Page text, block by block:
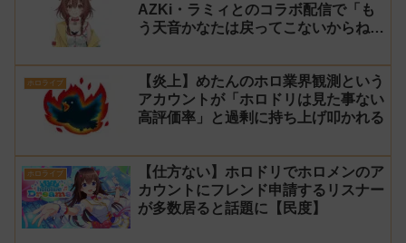
AZKi・ラミィとのコラボ配信で「も
う天音かなたは戻ってこないからね」
ホロライブ
【炎上】めたんのホロ業界観測という
アカウントが「ホロドリは見た事ない
高評価率」と過剰に持ち上げ叩かれる
ホロライブ
【仕方ない】ホロドリでホロメンのア
カウントにフレンド申請するリスナー
が多数居ると話題に【民度】